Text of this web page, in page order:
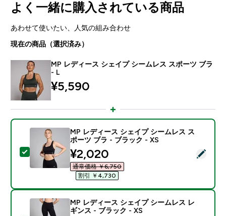
よく一緒に購入されている商品
あわせて使いたい、人気の組み合わせ
現在の商品（選択済み）
MP レディース シェイプ シームレス スポーツ ブラ
- L
¥5,590‎
この商品を選択 - MP レディース シェイプ シームレ
MP レディース シェイプ シームレス ス
ポーツ ブラ - ブラック - XS
discounted price
¥2,020‎
通常価格 ￥6,750‎
割引 ￥4,730‎
MP レディース シェイプ シームレス レ
ギンス - ブラック - XS